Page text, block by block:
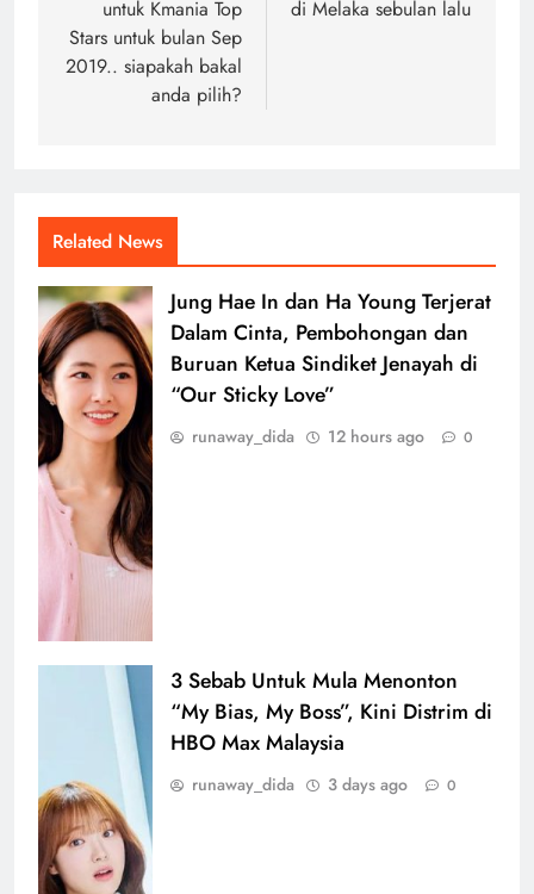
untuk Kmania Top
Stars untuk bulan Sep
2019.. siapakah bakal
anda pilih?
di Melaka sebulan lalu
Related News
Jung Hae In dan Ha Young Terjerat
Dalam Cinta, Pembohongan dan
Buruan Ketua Sindiket Jenayah di
“Our Sticky Love”
runaway_dida 12 hours ago 0
3 Sebab Untuk Mula Menonton
“My Bias, My Boss”, Kini Distrim di
HBO Max Malaysia
runaway_dida 3 days ago 0